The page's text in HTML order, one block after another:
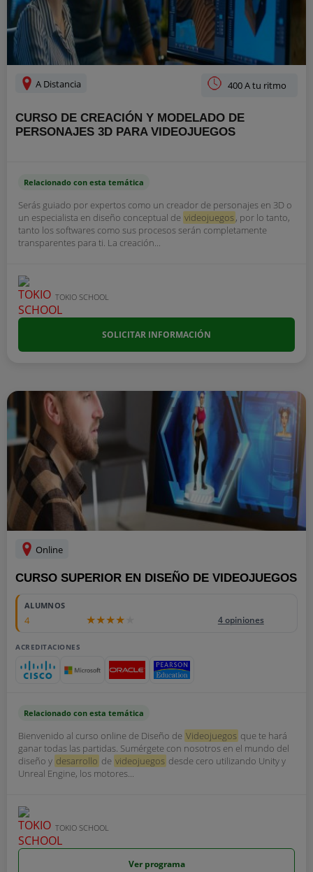
A Distancia 400 A tu ritmo
CURSO DE CREACIÓN Y MODELADO DE
PERSONAJES 3D PARA VIDEOJUEGOS
Relacionado con esta temática
Serás guiado por expertos como un creador de personajes en 3D o
un especialista en diseño conceptual de videojuegos, por lo tanto,
tanto los softwares como sus procesos serán completamente
transparentes para ti. La creación...
TOKIO SCHOOL
SOLICITAR INFORMACIÓN
Online
CURSO SUPERIOR EN DISEÑO DE VIDEOJUEGOS
ALUMNOS
4 4 opiniones
ACREDITACIONES
Relacionado con esta temática
Bienvenido al curso online de Diseño de Videojuegos que te hará
ganar todas las partidas. Sumérgete con nosotros en el mundo del
diseño y desarrollo de videojuegos desde cero utilizando Unity y
Unreal Engine, los motores...
TOKIO SCHOOL
Ver programa